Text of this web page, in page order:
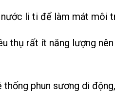
li ti để làm mát môi
thụ rất ít năng lượng
phun sương di